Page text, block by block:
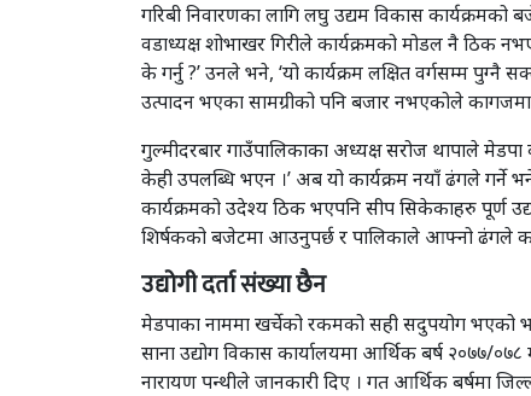
गरिबी निवारणका लागि लघु उद्यम विकास कार्यक्रमको
वडाध्यक्ष शोभाखर गिरीले कार्यक्रमको मोडल नै ठिक
के गर्नु ?’ उनले भने, ‘यो कार्यक्रम लक्षित वर्गसम्म पुग्नै
उत्पादन भएका सामग्रीको पनि बजार नभएकोले कागजमा
गुल्मीदरबार गाउँपालिकाका अध्यक्ष सरोज थापाले
केही उपलब्धि भएन ।’ अब यो कार्यक्रम नयाँ ढंगले गर्ने
कार्यक्रमको उदेश्य ठिक भएपनि सीप सिकेकाहरु पूर्ण
शिर्षकको बजेटमा आउनुपर्छ र पालिकाले आफ्नो ढंगले
उद्योगी दर्ता संख्या छैन
मेडपाका नाममा खर्चेको रकमको सही सदुपयोग भएको
साना उद्योग विकास कार्यालयमा आर्थिक बर्ष २०७७/
नारायण पन्थीले जानकारी दिए । गत आर्थिक बर्षमा